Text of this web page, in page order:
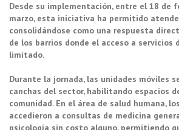
Desde su implementación, entre el 18 de
marzo, esta iniciativa ha permitido
consolidándose como una respuesta
de los barrios donde el acceso a servicios
limitado.
Durante la jornada, las unidades móviles
canchas del sector, habilitando espacios
comunidad. En el área de salud humana,
accedieron a consultas de medicina
psicología sin costo alguno, permitiendo